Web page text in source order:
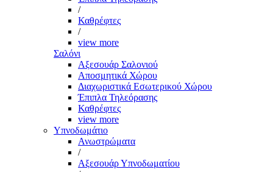
/
Καθρέφτες
/
view more
Σαλόνι
Αξεσουάρ Σαλονιού
Αποσμητικά Χώρου
Διαχωριστικά Εσωτερικού Χώρου
Έπιπλα Τηλεόρασης
Καθρέφτες
view more
Υπνοδωμάτιο
Ανωστρώματα
/
Αξεσουάρ Υπνοδωματίου